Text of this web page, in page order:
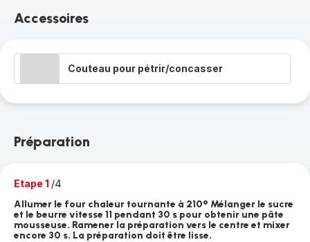
Accessoires
Couteau pour pétrir/concasser
Préparation
Etape 1 /4
Allumer le four chaleur tournante à 210° Mélanger le sucre
et le beurre vitesse 11 pendant 30 s pour obtenir une pâte
mousseuse. Ramener la préparation vers le centre et mixer
encore 30 s. La préparation doit être lisse.